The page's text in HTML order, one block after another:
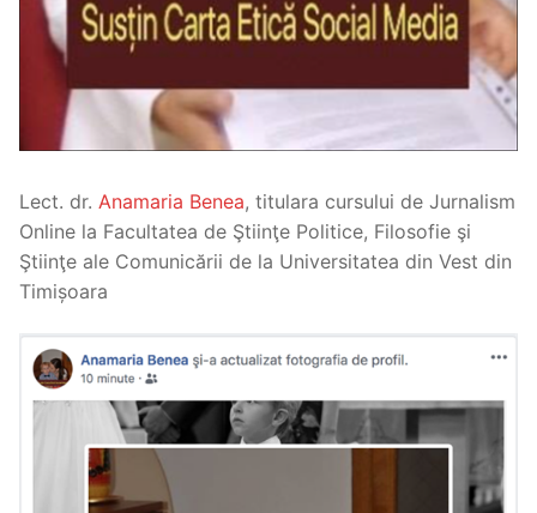
Lect. dr. Anamaria Benea, titulara cursului de Jurnalism
Online la Facultatea de Ştiinţe Politice, Filosofie şi
Ştiinţe ale Comunicării de la Universitatea din Vest din
Timișoara